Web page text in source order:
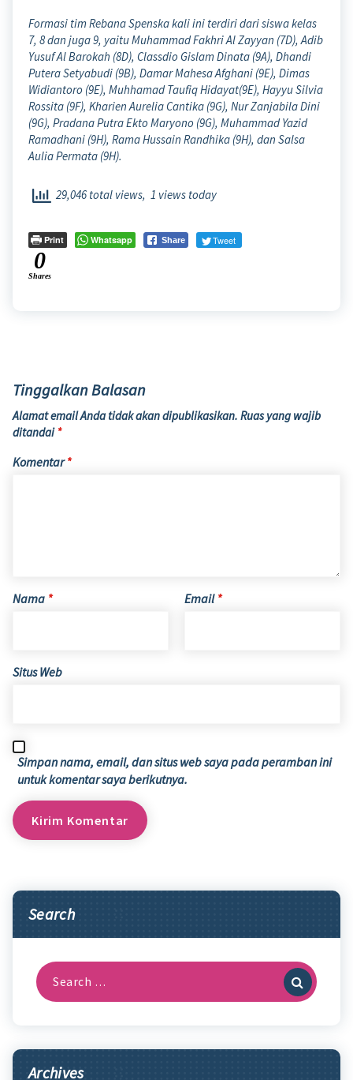
Formasi tim Rebana Spenska kali ini terdiri dari siswa kelas
7, 8 dan juga 9, yaitu Muhammad Fakhri Al Zayyan (7D), Adib
Yusuf Al Barokah (8D), Classdio Gislam Dinata (9A), Dhandi
Putera Setyabudi (9B), Damar Mahesa Afghani (9E), Dimas
Widiantoro (9E), Muhhamad Taufiq Hidayat(9E), Hayyu Silvia
Rossita (9F), Kharien Aurelia Cantika (9G), Nur Zanjabila Dini
(9G), Pradana Putra Ekto Maryono (9G), Muhammad Yazid
Ramadhani (9H), Rama Hussain Randhika (9H), dan Salsa
Aulia Permata (9H).
29,046 total views, 1 views today
Print Whatsapp Share Tweet
0
Shares
Tinggalkan Balasan
Alamat email Anda tidak akan dipublikasikan. Ruas yang wajib
ditandai *
Komentar*
Nama * Email *
Situs Web
Simpan nama, email, dan situs web saya pada peramban ini
untuk komentar saya berikutnya.
Search
Search
for:
Archives